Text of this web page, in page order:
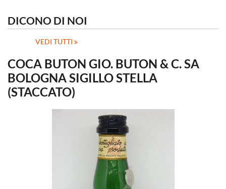
DICONO DI NOI
VEDI TUTTI
COCA BUTON GIO. BUTON & C. SA
BOLOGNA SIGILLO STELLA
(STACCATO)